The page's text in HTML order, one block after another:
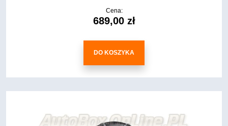
Cena:
689,00 zł
DO KOSZYKA